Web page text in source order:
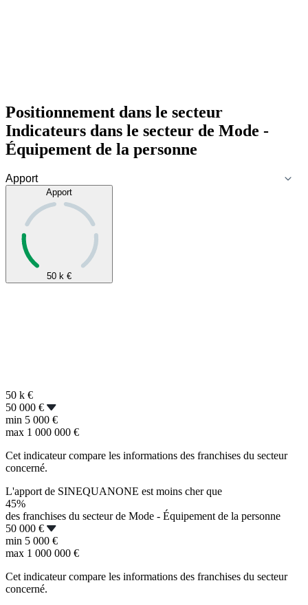
Positionnement dans le secteur
Indicateurs dans le secteur de Mode -
Équipement de la personne
Apport
50 k €
50 k €
50 000 €
min 5 000 €
max 1 000 000 €
Cet indicateur compare les informations des franchises du secteur
concerné.
L'apport de SINEQUANONE est moins cher que
45%
des franchises du secteur de Mode - Équipement de la personne
50 000 €
min 5 000 €
max 1 000 000 €
Cet indicateur compare les informations des franchises du secteur
concerné.